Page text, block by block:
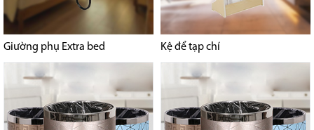
Giường phụ Extra bed Kệ để tạp chí